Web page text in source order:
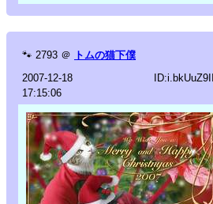
🐾 2793 ＠ トムの猫下僕
2007-12-18
17:15:06
ID:i.bkUuZ9II